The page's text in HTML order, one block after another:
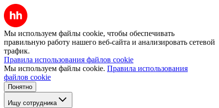
Мы используем файлы cookie, чтобы обеспечивать
правильную работу нашего веб-сайта и анализировать сетевой
трафик.
Правила использования файлов cookie
Мы используем файлы cookie. Правила использования
файлов cookie
Понятно
Ищу сотрудника